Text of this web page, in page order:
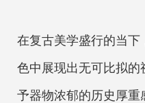
在复古美学盛行的当
色中展现出无可比拟
予器物浓郁的历史厚重